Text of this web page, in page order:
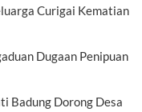
Curigai Kematian
Dugaan Penipuan
Badung Dorong Desa